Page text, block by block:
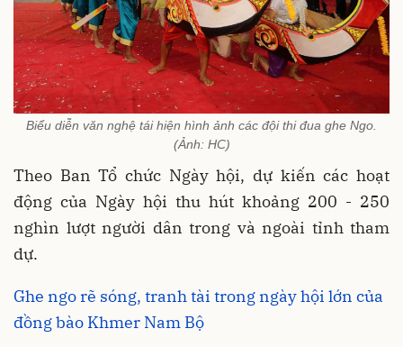
Biểu diễn văn nghệ tái hiện hình ảnh các đội thi đua ghe Ngo.
(Ảnh: HC)
Theo Ban Tổ chức Ngày hội, dự kiến các hoạt
động của Ngày hội thu hút khoảng 200 - 250
nghìn lượt người dân trong và ngoài tỉnh tham
dự.
Ghe ngo rẽ sóng, tranh tài trong ngày hội lớn của
đồng bào Khmer Nam Bộ